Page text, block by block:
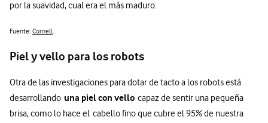
por la suavidad, cual era el más maduro.
Fuente: Cornell.
Piel y vello para los robots
Otra de las investigaciones para dotar de tacto a los robots está
desarrollando una piel con vello capaz de sentir una pequeña
brisa, como lo hace el cabello fino que cubre el 95% de nuestra